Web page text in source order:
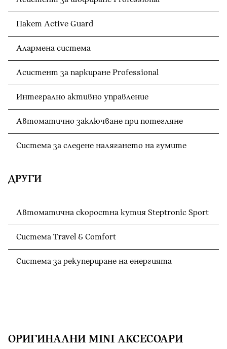
Пакет Active Guard
Алармена система
Асистент за паркиране Professional
Интегрално активно управление
Автоматично заключване при потегляне
Система за следене налягането на гумите
ДРУГИ
Автоматична скоростна кутия Steptronic Sport
Система Travel & Comfort
Система за рекупериране на енергията
OРИГИНАЛНИ MINI АКСЕСОАРИ